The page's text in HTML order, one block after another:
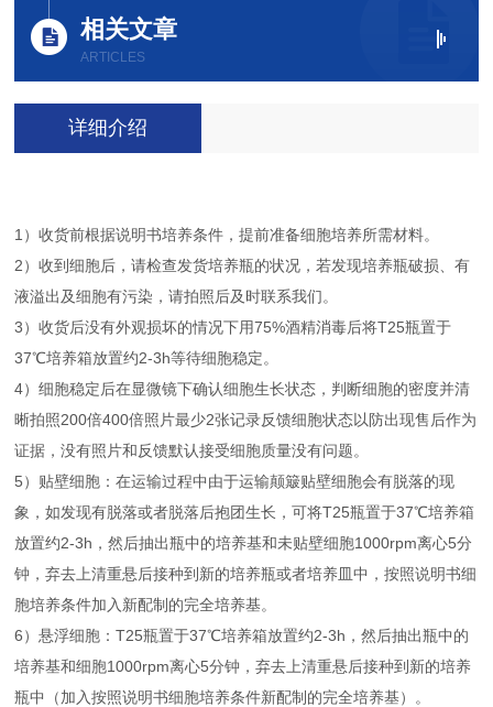
相关文章
ARTICLES
详细介绍
1）收货前根据说明书培养条件，提前准备细胞培养所需材料。
2）收到细胞后，请检查发货培养瓶的状况，若发现培养瓶破损、有
液溢出及细胞有污染，请拍照后及时联系我们。
3）收货后没有外观损坏的情况下用75%酒精消毒后将T25瓶置于
37℃培养箱放置约2-3h等待细胞稳定。
4）细胞稳定后在显微镜下确认细胞生长状态，判断细胞的密度并清
晰拍照200倍400倍照片最少2张记录反馈细胞状态以防出现售后作为
证据，没有照片和反馈默认接受细胞质量没有问题。
5）贴壁细胞：在运输过程中由于运输颠簸贴壁细胞会有脱落的现
象，如发现有脱落或者脱落后抱团生长，可将T25瓶置于37℃培养箱
放置约2-3h，然后抽出瓶中的培养基和未贴壁细胞1000rpm离心5分
钟，弃去上清重悬后接种到新的培养瓶或者培养皿中，按照说明书细
胞培养条件加入新配制的完全培养基。
6）悬浮细胞：T25瓶置于37℃培养箱放置约2-3h，然后抽出瓶中的
培养基和细胞1000rpm离心5分钟，弃去上清重悬后接种到新的培养
瓶中（加入按照说明书细胞培养条件新配制的完全培养基）。